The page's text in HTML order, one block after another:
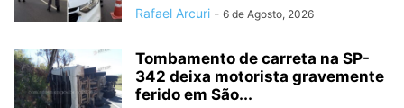
Rafael Arcuri - 6 de Agosto, 2026
Tombamento de carreta na SP-
342 deixa motorista gravemente
ferido em São...